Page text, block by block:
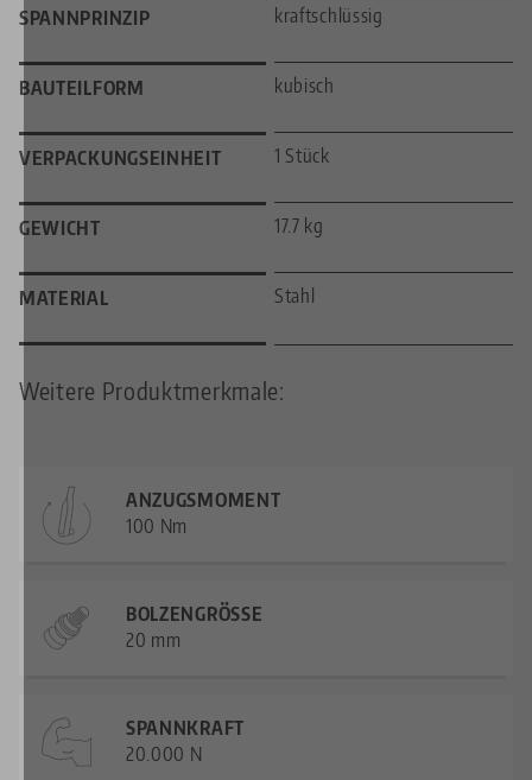
SPANNPRINZIP kraftschlüssig
BAUTEILFORM kubisch
VERPACKUNGSEINHEIT 1 Stück
GEWICHT 17.7 kg
MATERIAL Stahl
Weitere Produktmerkmale:
ANZUGSMOMENT
100 Nm
BOLZENGRÖSSE
20 mm
SPANNKRAFT
20.000 N